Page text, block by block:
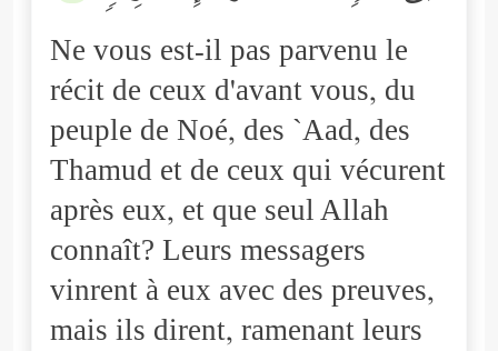
Ne vous est-il pas parvenu le
récit de ceux d'avant vous, du
peuple de Noé, des `Aad, des
Thamud et de ceux qui vécurent
après eux, et que seul Allah
connaît? Leurs messagers
vinrent à eux avec des preuves,
mais ils dirent, ramenant leurs